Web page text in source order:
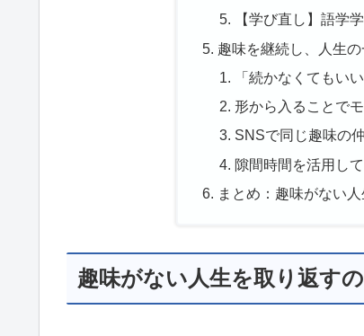
【学び直し】語学
趣味を継続し、人生
「続かなくてもい
形から入ることで
SNSで同じ趣味の
隙間時間を活用し
まとめ：趣味がない
趣味がない人生を取り返す